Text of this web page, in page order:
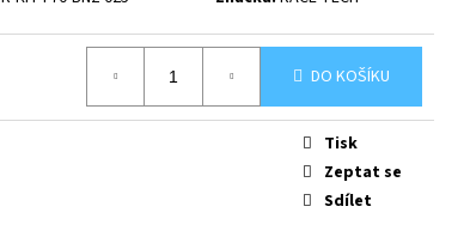
DO KOŠÍKU
Tisk
Zeptat se
Sdílet